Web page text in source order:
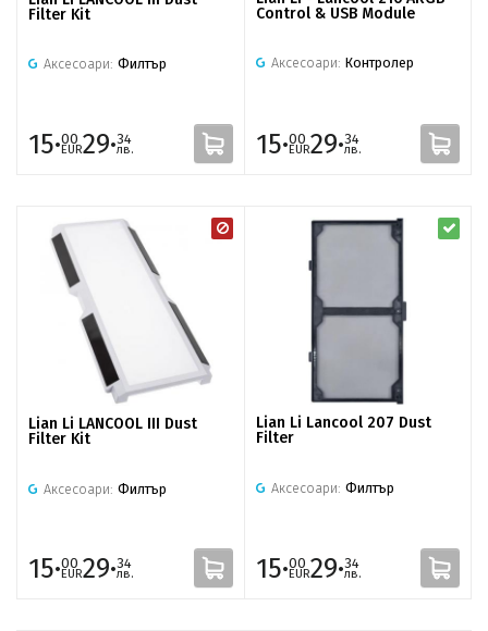
Filter Kit
Аксесоари: Филтър
15·00
EUR29·34
лв.
Control & USB Module
Аксесоари: Контролер
15·00
EUR29·34
лв.
Lian Li LANCOOL III Dust
Filter Kit
Аксесоари: Филтър
15·00
EUR29·34
лв.
Lian Li Lancool 207 Dust
Filter
Аксесоари: Филтър
15·00
EUR29·34
лв.